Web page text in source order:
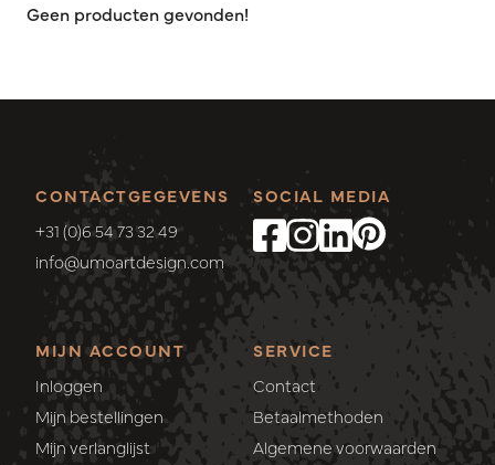
Geen producten gevonden!
CONTACTGEGEVENS
+31 (0)6 54 73 32 49
info@umoartdesign.com
MIJN ACCOUNT
Inloggen
Mijn bestellingen
Mijn verlanglijst
SERVICE
Contact
Betaalmethoden
Algemene voorwaarden
SOCIAL MEDIA